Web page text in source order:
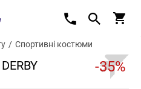
/ Спортивні костюми
-35%